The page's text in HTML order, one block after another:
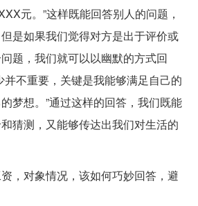
元。”这样既能回答别人的问题，
是如果我们觉得对方是出于评价或
题，我们就可以以幽默的方式回
并不重要，关键是我能够满足自己的
梦想。”通过这样的回答，我们既能
猜测，又能够传达出我们对生活的
，对象情况，该如何巧妙回答，避